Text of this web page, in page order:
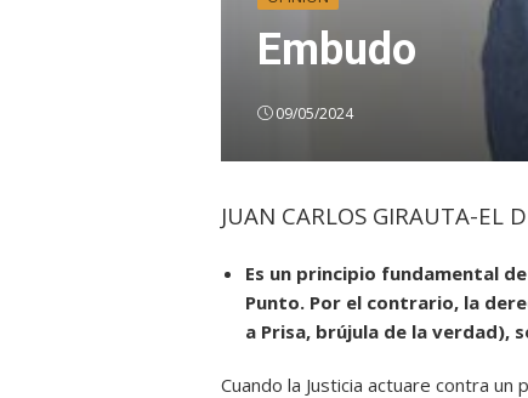
Embudo
09/05/2024
JUAN CARLOS GIRAUTA-EL
Es un principio fundamental
Punto. Por el contrario, la
a Prisa, brújula de la verdad),
Cuando la Justicia actuare contra